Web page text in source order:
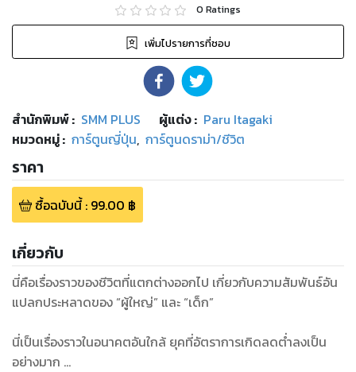
0 Ratings
เพิ่มไปรายการที่ชอบ
สำนักพิมพ์: SMM PLUS ผู้แต่ง : Paru Itagaki
หมวดหมู่: การ์ตูนญี่ปุ่น, การ์ตูนดราม่า/ชีวิต
ราคา
ซื้อฉบับนี้: 99.00 ฿
เกี่ยวกับ
นี่คือเรื่องราวของชีวิตที่แตกต่างออกไป เกี่ยวกับความสัมพันธ์อัน
แปลกประหลาดของ “ผู้ใหญ่” และ “เด็ก”
นี่เป็นเรื่องราวในอนาคตอันใกล้ ยุคที่อัตราการเกิดลดต่ำลงเป็น
อย่างมาก